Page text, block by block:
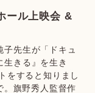
ール上映会 &
先生が「ドキュ
きる』を生き
をすると知りまし
。旗野秀人監督作